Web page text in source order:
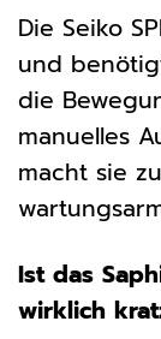
Die Seiko
und
die
manuelles
macht sie
Ist das
wirklich